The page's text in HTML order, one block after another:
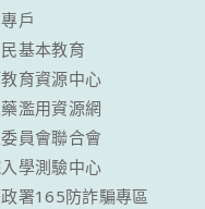
戶
基本教育
育資源中心
濫用資源網
員會聯合會
學測驗中心
署165防詐騙專區